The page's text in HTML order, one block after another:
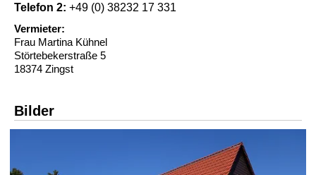
Telefon 2: +49 (0) 38232 17 331
Vermieter:
Frau Martina Kühnel
Störtebekerstraße 5
18374 Zingst
Bilder